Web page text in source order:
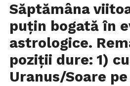
Săptămâna
puțin bogată în
astrologice.
poziții dure: 1)
Uranus/Soare